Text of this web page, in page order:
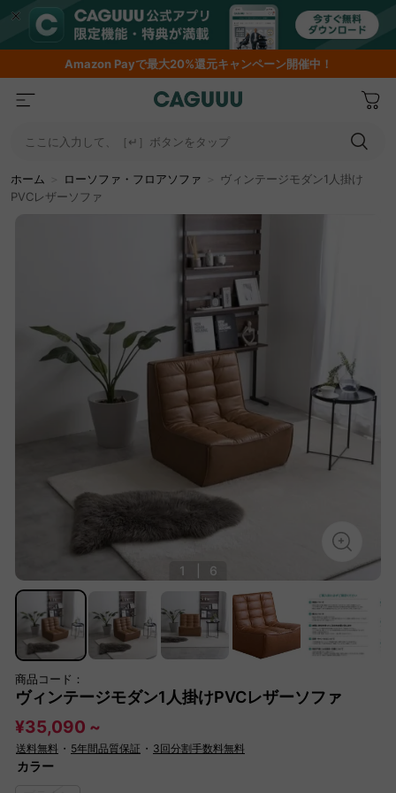
AmazonPayで最大20%還元キャンペーン開催中！
ここに入力して、［↵］ボタンをタップ
ホーム ローソファ・フロアソファ
ヴィンテージモダン1人掛け
PVCレザーソファ
1 6
商品コード：
ヴィンテージモダン1人掛けPVCレザーソファ
¥35,090 ~
送料無料 ・ 5年間品質保証 ・ 3回分割手数料無料
カラー